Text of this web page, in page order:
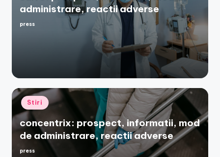
administrare, reactii adverse
Posted
press
Posted
in
Stiri
concentrix: prospect, informatii, mod
de administrare, reactii adverse
Posted
press